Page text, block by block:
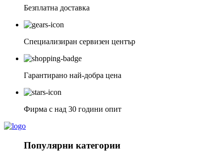
Безплатна доставка
Специализиран сервизен център
Гарантирано най-добра цена
Фирма с над 30 години опит
Популярни категории